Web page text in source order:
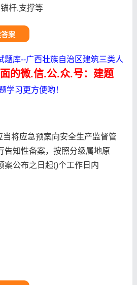
杆.支撑等
案
题库--广西壮族自治区建筑三类人
的微.信.公.众.号：建题
学习更方便哟！
当将应急预案向安全生产监督管
告知性备案，按照分级属地原
案公布之日起()个工作日内